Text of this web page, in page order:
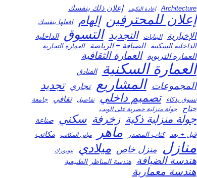
Architecture إعادة التكيف إعلان ذلك بنفسك
إعلان للمحترفين إلهام افعلها بنفسك
الإخبارية البنايات التجديد التسوق الداخلية
الداخلية السكنية الضيافة + الرياضة العمارة التجارية
العمارة التربوية العمارة الثقافية
العمارة السكنية الفنادق
المجموعات المشاريع تجاري تجديد
تسوق بذكاء تصميم داخلي تفاصيل ثقافي جامعة
جناح جولة منزلية حصرية على الويب
جولة منزلية ذكية زخرفة سكني صناعة
قبل + بعد كتاب المصدر ماهر مباني المكاتب مكاتب
منازل منزل خاص ميلادي نيويورك
هندسة الضيافة هندسة المناظر الطبيعية
هندسة معمارية